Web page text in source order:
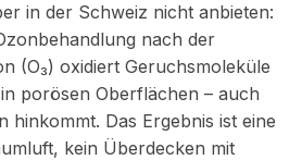
in der Schweiz nicht anbieten:
nach der
(O₃) oxidiert Geruchsmoleküle
porösen Oberflächen – auch
hinkommt. Das Ergebnis ist eine
kein Überdecken mit